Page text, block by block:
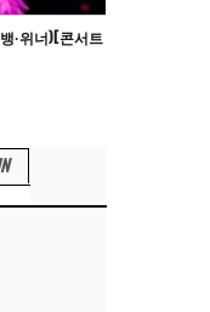
·위너)[콘서트